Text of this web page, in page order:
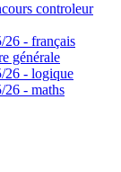
controleur
- français
générale
26 - logique
- maths